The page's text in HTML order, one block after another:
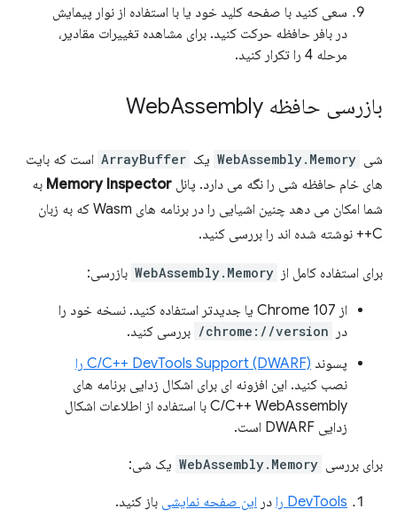
سعی کنید با صفحه کلید خود یا با استفاده از نوار پیمایش
در بافر حافظه حرکت کنید. برای مشاهده تغییرات مقادیر،
مرحله 4 را تکرار کنید.
بازرسی حافظه Web Assembly
شی WebAssembly.Memory یک ArrayBuffer است که بایت
های خام حافظه شی را نگه می دارد. پانل Memory Inspector به
شما امکان می دهد چنین اشیایی را در برنامه های Wasm که به زبان
C++ نوشته شده اند را بررسی کنید.
برای استفاده کامل از WebAssembly.Memory بازرسی:
از Chrome 107 یا جدیدتر استفاده کنید. نسخه خود را
در
chrome://version/
بررسی کنید.
پسوند C/C++ DevTools Support (DWARF) را
نصب کنید. این افزونه ای برای اشکال زدایی برنامه های
C/C++ WebAssembly با استفاده از اطلاعات اشکال
زدایی DWARF است.
برای بررسی WebAssembly.Memory یک شی:
DevTools را در این صفحه نمایشی باز کنید.